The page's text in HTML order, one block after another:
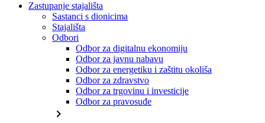
Zastupanje stajališta
Sastanci s dionicima
Stajališta
Odbori
Odbor za digitalnu ekonomiju
Odbor za javnu nabavu
Odbor za energetiku i zaštitu okoliša
Odbor za zdravstvo
Odbor za trgovinu i investicije
Odbor za pravosuđe
chevron_right